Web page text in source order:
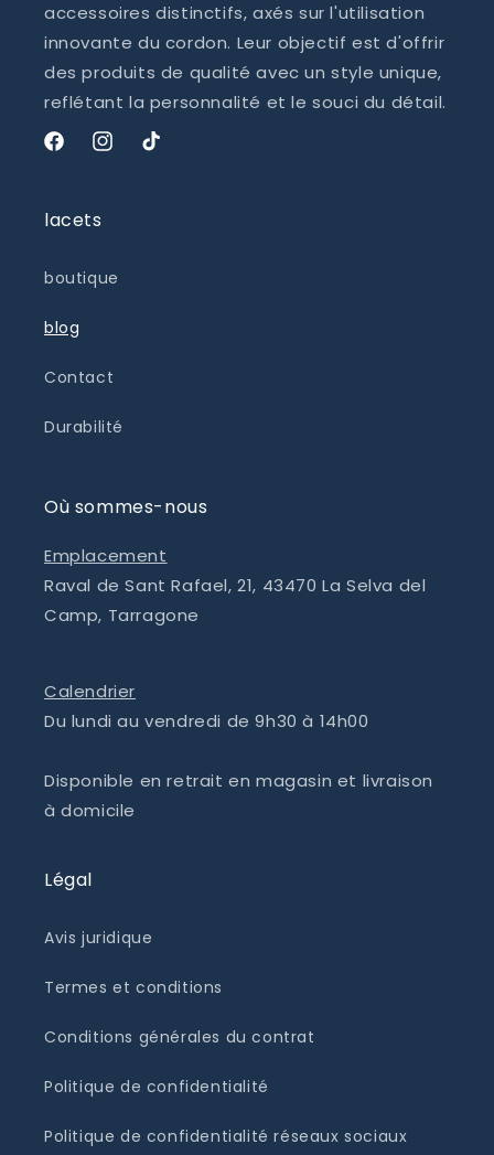
accessoires distinctifs, axés sur l'utilisation
innovante du cordon. Leur objectif est d'offrir
des produits de qualité avec un style unique,
reflétant la personnalité et le souci du détail.
FacebookInstagram
TikTok
lacets
boutique
blog
Contact
Durabilité
Où sommes-nous
Emplacement
Raval de Sant Rafael, 21, 43470 La Selva del
Camp, Tarragone
Calendrier
Du lundi au vendredi de 9h30 à 14h00
Disponible en retrait en magasin et livraison
à domicile
Légal
Avis juridique
Termes et conditions
Conditions générales du contrat
Politique de confidentialité
Politique de confidentialité réseaux sociaux